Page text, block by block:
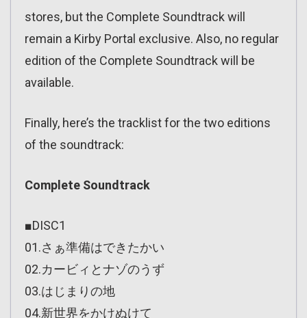
stores, but the Complete Soundtrack will
remain a Kirby Portal exclusive. Also, no regular
edition of the Complete Soundtrack will be
available.
Finally, here’s the tracklist for the two editions
of the soundtrack:
Complete Soundtrack
■DISC1
01.さぁ準備はできたかい
02.カービィとナゾのうず
03.はじまりの地
04.新世界をかけぬけて